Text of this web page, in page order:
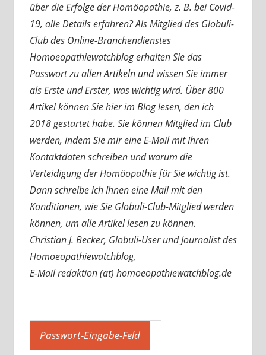
über die Erfolge der Homöopathie, z. B. bei Covid-
19, alle Details erfahren? Als Mitglied des Globuli-
Club des Online-Branchendienstes
Homoeopathiewatchblog erhalten Sie das
Passwort zu allen Artikeln und wissen Sie immer
als Erste und Erster, was wichtig wird. Über 800
Artikel können Sie hier im Blog lesen, den ich
2018 gestartet habe. Sie können Mitglied im Club
werden, indem Sie mir eine E-Mail mit Ihren
Kontaktdaten schreiben und warum die
Verteidigung der Homöopathie für Sie wichtig ist.
Dann schreibe ich Ihnen eine Mail mit den
Konditionen, wie Sie Globuli-Club-Mitglied werden
können, um alle Artikel lesen zu können.
Christian J. Becker, Globuli-User und Journalist des
Homoeopathiewatchblog,
E-Mail redaktion (at) homoeopathiewatchblog.de